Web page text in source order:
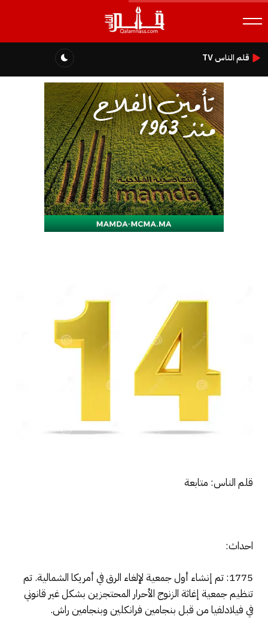
قلم الناس TV
قلم الناس: متابعة
احداث:
1775: تم إنشاء أول جمعية لإلغاء الرق في أمريكا الشمالية. تم
تنظيم جمعية إغاثة الزنوج الأحرار المحتجزين بشكل غير قانوني
في فيلادلفيا من قبل بنجامين فرانكلين وبنجامين راش.